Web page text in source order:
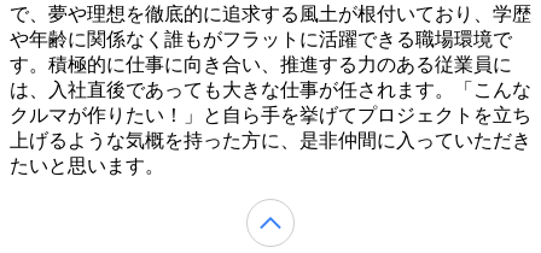
で、夢や理想を徹底的に追求する風土が根付いており、学歴
や年齢に関係なく誰もがフラットに活躍できる職場環境で
す。積極的に仕事に向き合い、推進する力のある従業員に
は、入社直後であっても大きな仕事が任されます。「こんな
クルマが作りたい！」と自ら手を挙げてプロジェクトを立ち
上げるような気概を持った方に、是非仲間に入っていただき
たいと思います。